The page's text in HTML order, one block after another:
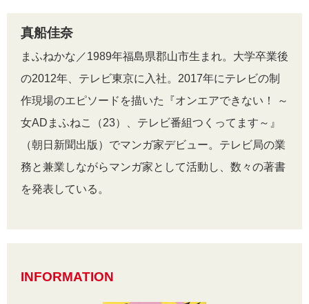
真船佳奈
まふねかな／1989年福島県郡山市生まれ。大学卒業後
の2012年、テレビ東京に入社。2017年にテレビの制
作現場のエピソードを描いた『オンエアできない！ ～
女ADまふねこ（23）、テレビ番組つくってます～』
（朝日新聞出版）でマンガ家デビュー。テレビ局の業
務と兼業しながらマンガ家として活動し、数々の著書
を発表している。
INFORMATION